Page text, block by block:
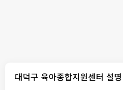
대덕구 육아종합지원센터 설명